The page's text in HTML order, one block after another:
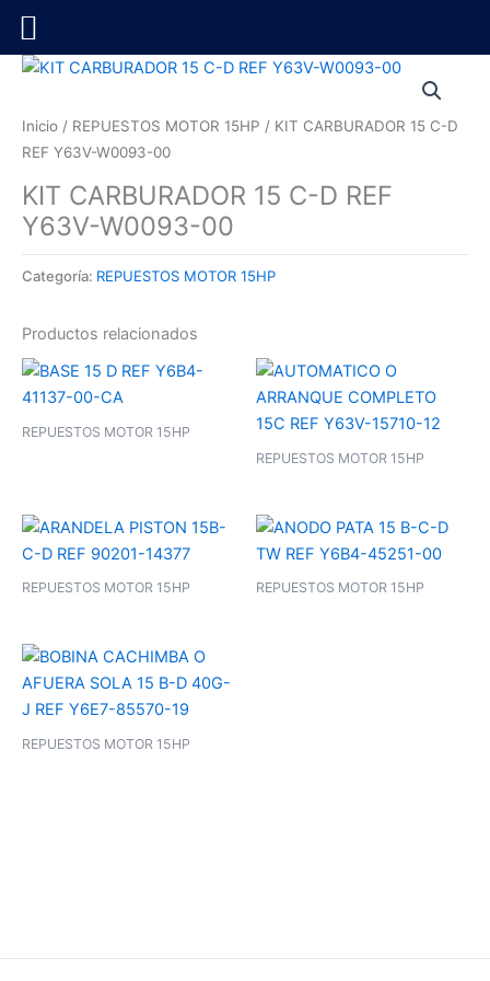
contenido
Inicio / REPUESTOS MOTOR 15HP / KIT CARBURADOR 15 C-D
REF Y63V-W0093-00
KIT CARBURADOR 15 C-D REF
Y63V-W0093-00
Categoría: REPUESTOS MOTOR 15HP
Productos relacionados
REPUESTOS MOTOR 15HP
REPUESTOS MOTOR 15HP
REPUESTOS MOTOR 15HP REPUESTOS MOTOR 15HP
REPUESTOS MOTOR 15HP